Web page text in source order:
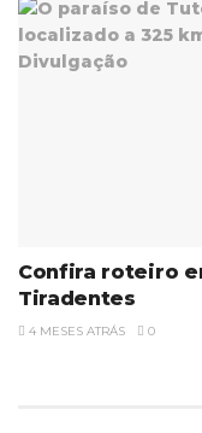
Confira roteiro
Tiradentes
4 MESES ATRÁS 0